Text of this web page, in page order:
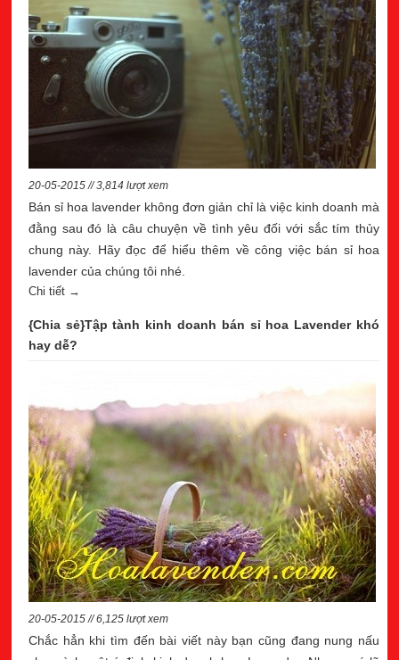
20-05-2015 // 3,814 lượt xem
Bán sỉ hoa lavender không đơn giản chỉ là việc kinh doanh mà
đằng sau đó là câu chuyện về tình yêu đối với sắc tím thủy
chung này. Hãy đọc để hiểu thêm về công việc bán sỉ hoa
lavender của chúng tôi nhé.
Chi tiết →
{Chia sẻ}Tập tành kinh doanh bán sỉ hoa Lavender khó
hay dễ?
20-05-2015 // 6,125 lượt xem
Chắc hẳn khi tìm đến bài viết này bạn cũng đang nung nấu